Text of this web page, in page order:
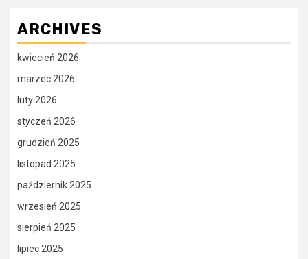
ARCHIVES
kwiecień 2026
marzec 2026
luty 2026
styczeń 2026
grudzień 2025
listopad 2025
październik 2025
wrzesień 2025
sierpień 2025
lipiec 2025